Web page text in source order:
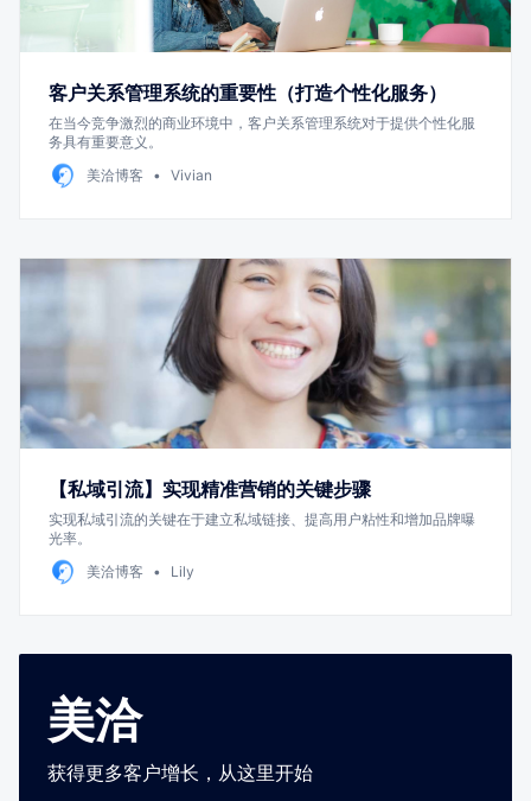
客户关系管理系统的重要性（打造个性化服务）
在当今竞争激烈的商业环境中，客户关系管理系统对于提供个性化服
务具有重要意义。
美洽博客
Vivian
【私域引流】实现精准营销的关键步骤
实现私域引流的关键在于建立私域链接、提高用户粘性和增加品牌曝
光率。
美洽博客
Lily
美洽
获得更多客户增长，从这里开始